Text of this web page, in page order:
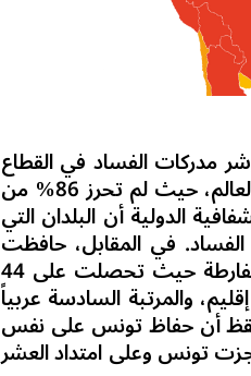
مدركات الفساد في القطاع
مستويات الفساد تراوح مكانها في جميع أنحاء العالم، حيث لم تحرز 86% من
الدولية أن البلدان التي
في المقابل، حافظت
تونس على نفس عدد الدرجات في مؤشر مدركات الفساد مقارنة بالسنة الفارطة حيث تحصلت على 44
/ كيان / إقليم، والمرتبة السادسة عربياً
يقظ أن حفاظ تونس على نفس
تونس وعلى امتداد العشر